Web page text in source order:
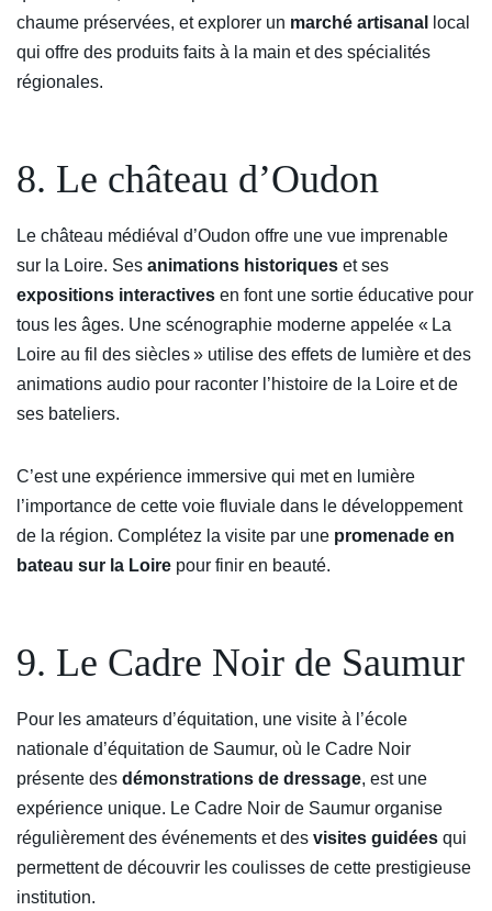
chaume préservées, et explorer un marché artisanal
local
qui offre des produits faits à la main et des spécialités
régionales.
8. Le château d’Oudon
Le château médiéval d’Oudon offre une vue imprenable
sur la Loire. Ses animations historiques et ses
expositions interactives en font une sortie éducative pour
tous les âges. Une scénographie moderne appelée « La
Loire au fil des siècles » utilise des effets de lumière et des
animations audio pour raconter l’histoire de la Loire et de
ses bateliers.
C’est une expérience immersive qui met en lumière
l’importance de cette voie fluviale dans le développement
de la région. Complétez la visite par une promenade en
bateau sur la Loire pour finir en beauté.
9. Le Cadre Noir de Saumur
Pour les amateurs d’équitation, une visite à l’école
nationale d’équitation de Saumur, où le Cadre Noir
présente des démonstrations de dressage, est une
expérience unique. Le Cadre Noir de Saumur organise
régulièrement des événements et des visites guidées qui
permettent de découvrir les coulisses de cette prestigieuse
institution.